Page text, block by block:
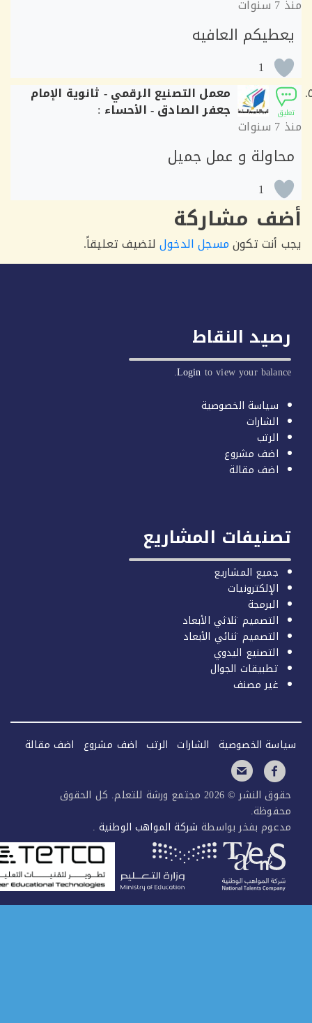
العافيه
1
معمل التصنيع الرقمي - ثانوية الإمام
جعفر الصادق - الأحساء:
و عمل جميل
1
مشاركة
تكونمسجل الدخوللتضيف تعليقاً.
النقاط
Loginto view your
سياسة الخصوصية
الشارات
الرتب
اضف مشروع
اضف مقالة
المشاريع
جميع المشاريع
الإلكترونيات
البرمجة
التصميم ثلاثي الأبعاد
التصميم ثنائي الأبعاد
التصنيع اليدوي
تطبيقات الجوال
غير مصنف
الخصوصية الشارات الرتب اضف مشروع اضف مقالة
حقوق النشر © 2026 مجتمع ورشة للتعلم. كل الحقوق
بفخر بواسطةشركة المواهب الوطنية.